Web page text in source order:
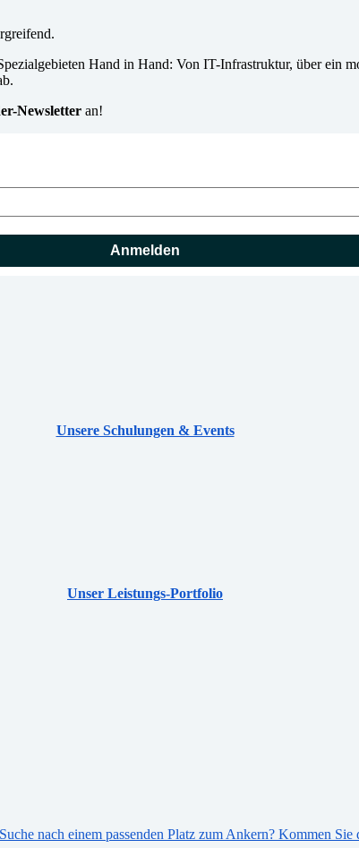
Hand in Hand: Von IT-Infrastruktur, über ein
Newsletter an!
Anmelden
Unsere Schulungen & Events
Unser Leistungs-Portfolio
nach einem passenden Platz zum Ankern? Kommen